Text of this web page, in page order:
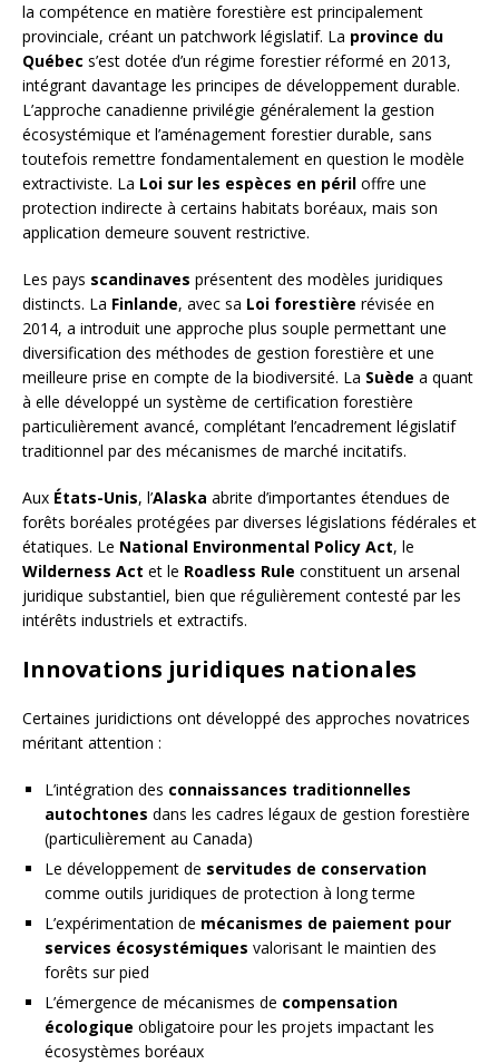
la compétence en matière forestière est principalement
provinciale, créant un patchwork législatif. La province du
Québec s’est dotée d’un régime forestier réformé en 2013,
intégrant davantage les principes de développement durable.
L’approche canadienne privilégie généralement la gestion
écosystémique et l’aménagement forestier durable, sans
toutefois remettre fondamentalement en question le modèle
extractiviste. La Loi sur les espèces en péril offre une
protection indirecte à certains habitats boréaux, mais son
application demeure souvent restrictive.
Les pays scandinaves présentent des modèles juridiques
distincts. La Finlande, avec sa Loi forestière révisée en
2014, a introduit une approche plus souple permettant une
diversification des méthodes de gestion forestière et une
meilleure prise en compte de la biodiversité. La Suède a quant
à elle développé un système de certification forestière
particulièrement avancé, complétant l’encadrement législatif
traditionnel par des mécanismes de marché incitatifs.
Aux États-Unis, l’Alaska abrite d’importantes étendues de
forêts boréales protégées par diverses législations fédérales et
étatiques. Le National Environmental Policy Act, le
Wilderness Act et le Roadless Rule constituent un arsenal
juridique substantiel, bien que régulièrement contesté par les
intérêts industriels et extractifs.
Innovations juridiques nationales
Certaines juridictions ont développé des approches novatrices
méritant attention :
L’intégration des connaissances traditionnelles
autochtones dans les cadres légaux de gestion forestière
(particulièrement au Canada)
Le développement de servitudes de conservation
comme outils juridiques de protection à long terme
L’expérimentation de mécanismes de paiement pour
services écosystémiques valorisant le maintien des
forêts sur pied
L’émergence de mécanismes de compensation
écologique obligatoire pour les projets impactant les
écosystèmes boréaux